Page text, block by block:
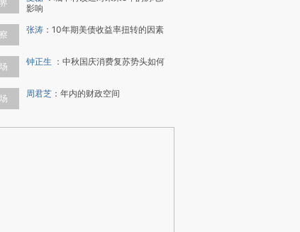
影响
张涛 ： 10年期美债收益率扭转的因素
钟正生 ： 中秋国庆消费复苏势头如何
周君芝 ： 年内的财政空间